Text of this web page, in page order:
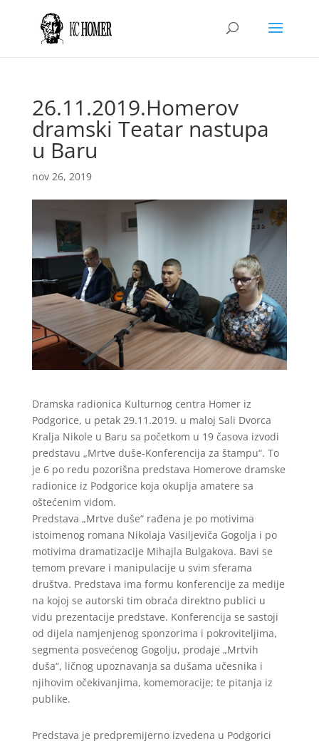
26.11.2019.Homerov
dramski Teatar nastupa
u Baru
nov 26, 2019
Dramska radionica Kulturnog centra Homer iz
Podgorice, u petak 29.11.2019. u maloj Sali Dvorca
Kralja Nikole u Baru sa početkom u 19 časova izvodi
predstavu „Mrtve duše-Konferencija za štampu“. To
je 6 po redu pozorišna predstava Homerove dramske
radionice iz Podgorice koja okuplja amatere sa
oštećenim vidom.
Predstava „Mrtve duše“ rađena je po motivima
istoimenog romana Nikolaja Vasiljeviča Gogolja i po
motivima dramatizacije Mihajla Bulgakova. Bavi se
temom prevare i manipulacije u svim sferama
društva. Predstava ima formu konferencije za medije
na kojoj se autorski tim obraća direktno publici u
vidu prezentacije predstave. Konferencija se sastoji
od dijela namjenjenog sponzorima i pokroviteljima,
segmenta posvećenog Gogolju, prodaje „Mrtvih
duša“, ličnog upoznavanja sa dušama učesnika i
njihovim očekivanjima, komemoracije; te pitanja iz
publike.
Predstava je predpremijerno izvedena u Podgorici